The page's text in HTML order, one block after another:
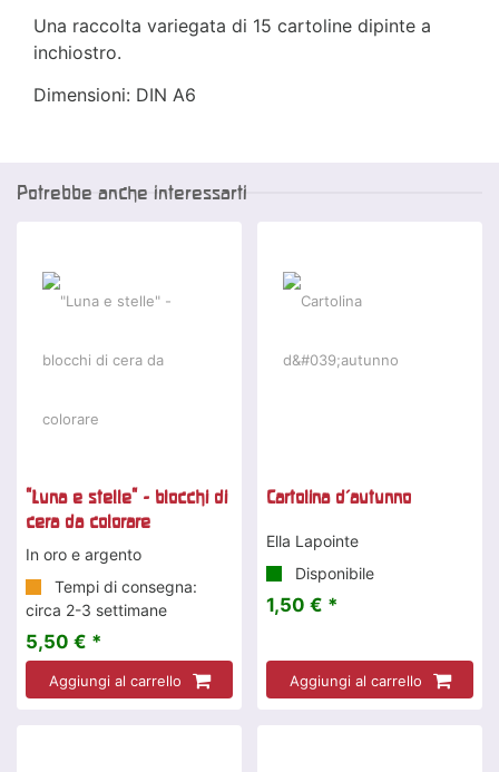
Una raccolta variegata di 15 cartoline dipinte a
inchiostro.
Dimensioni: DIN A6
Potrebbe anche interessarti
"Luna e stelle" - blocchi di
cera da colorare
In oro e argento
Tempi di consegna:
circa 2-3 settimane
5,50 € *
Aggiungi al carrello
Cartolina d'autunno
Ella Lapointe
Disponibile
1,50 € *
Aggiungi al carrello